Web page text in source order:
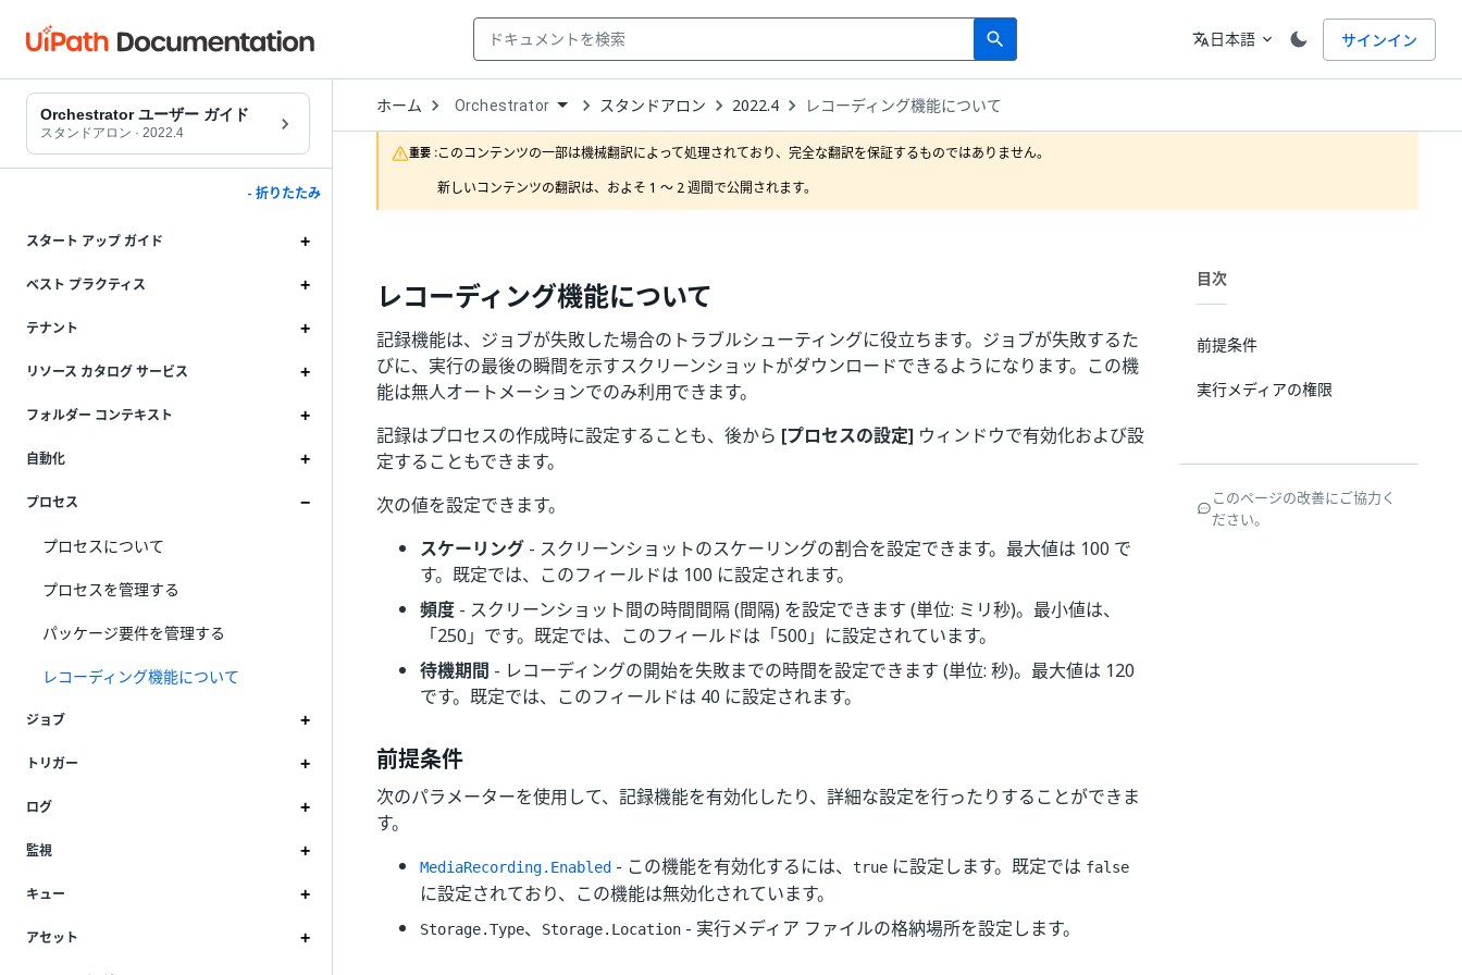
search
Search 言語
translate日本語 expand_more サインイン
Orchestrator ユーザー ガイド
スタンドアロン · 2022.4
- 折りたたみ
スタート アップ ガイド
ベスト プラクティス
テナント
リソース カタログ サービス
フォルダー コンテキスト
自動化
プロセス
プロセスについて
プロセスを管理する
パッケージ要件を管理する
レコーディング機能について
ジョブ
トリガー
ログ
監視
キュー
アセット
ホーム Open
Dropdown
to
choose
product
Orchestrator スタンドアロン 2022.4 レコーディング機能について
重要 :このコンテンツの一部は機械翻訳によって処理されており、完全な翻訳を保証するものではありません。
新しいコンテンツの翻訳は、およそ 1 ～ 2 週間で公開されます。
レコーディング機能について
記録機能は、ジョブが失敗した場合のトラブルシューティングに役立ちます。ジョブが失敗するた
びに、実行の最後の瞬間を示すスクリーンショットがダウンロードできるようになります。この機
能は無人オートメーションでのみ利用できます。
記録はプロセスの作成時に設定することも、後から [プロセスの設定] ウィンドウで有効化および設
定することもできます。
次の値を設定できます。
スケーリング - スクリーンショットのスケーリングの割合を設定できます。最大値は 100 で
す。既定では、このフィールドは 100 に設定されます。
頻度 - スクリーンショット間の時間間隔 (間隔) を設定できます (単位: ミリ秒)。最小値は、
「250」です。既定では、このフィールドは「500」に設定されています。
待機期間 - レコーディングの開始を失敗までの時間を設定できます (単位: 秒)。最大値は 120
です。既定では、このフィールドは 40 に設定されます。
前提条件
次のパラメーターを使用して、記録機能を有効化したり、詳細な設定を行ったりすることができま
す。
MediaRecording.Enabled - この機能を有効化するには、 true に設定します。既定では false
に設定されており、この機能は無効化されています。
Storage.Type、 Storage.Location - 実行メディア ファイルの格納場所を設定します。
目次
前提条件
実行メディアの権限
このページの改善にご協力く
ださい。